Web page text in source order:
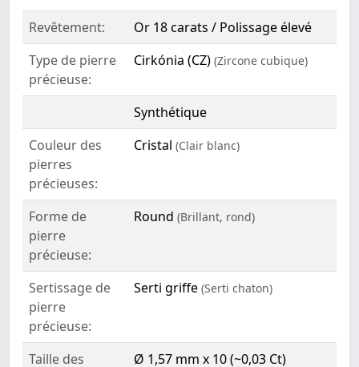
Revêtement:
Or 18 carats / Polissage élevé
Type de pierre
précieuse:
Cirkónia (CZ) (Zircone cubique)
Synthétique
Couleur des
pierres
précieuses:
Cristal (Clair blanc)
Forme de
pierre
précieuse:
Round (Brillant, rond)
Sertissage de
pierre
précieuse:
Serti griffe (Serti chaton)
Taille des
Ø 1,57 mm x 10 (~0,03 Ct)